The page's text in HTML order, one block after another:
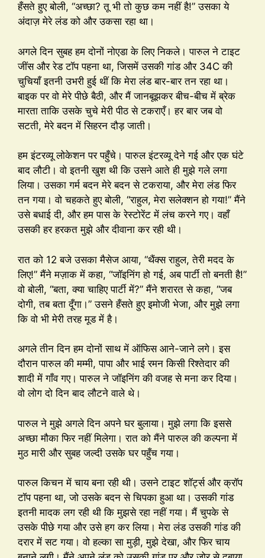
हँसते हुए बोली, “अच्छा? तू भी तो कुछ कम नहीं है!” उसका ये
अंदाज़ मेरे लंड को और उकसा रहा था।
अगले दिन सुबह हम दोनों नोएडा के लिए निकले। पारुल ने टाइट
जींस और रेड टॉप पहना था, जिसमें उसकी गांड और 34C की
चुचियाँ इतनी उभरी हुई थीं कि मेरा लंड बार-बार तन रहा था।
बाइक पर वो मेरे पीछे बैठी, और मैं जानबूझकर बीच-बीच में ब्रेक
मारता ताकि उसके चुचे मेरी पीठ से टकराएँ। हर बार जब वो
सटती, मेरे बदन में सिहरन दौड़ जाती।
हम इंटरव्यू लोकेशन पर पहुँचे। पारुल इंटरव्यू देने गई और एक घंटे
बाद लौटी। वो इतनी खुश थी कि उसने आते ही मुझे गले लगा
लिया। उसका गर्म बदन मेरे बदन से टकराया, और मेरा लंड फिर
तन गया। वो चहकते हुए बोली, “राहुल, मेरा सलेक्शन हो गया!” मैंने
उसे बधाई दी, और हम पास के रेस्टोरेंट में लंच करने गए। वहाँ
उसकी हर हरकत मुझे और दीवाना कर रही थी।
रात को 12 बजे उसका मैसेज आया, “थैंक्स राहुल, तेरी मदद के
लिए!” मैंने मज़ाक में कहा, “जॉइनिंग हो गई, अब पार्टी तो बनती है!”
वो बोली, “बता, क्या चाहिए पार्टी में?” मैंने शरारत से कहा, “जब
दोगी, तब बता दूँगा।” उसने हँसते हुए इमोजी भेजा, और मुझे लगा
कि वो भी मेरी तरह मूड में है।
अगले तीन दिन हम दोनों साथ में ऑफिस आने-जाने लगे। इस
दौरान पारुल की मम्मी, पापा और भाई रमन किसी रिश्तेदार की
शादी में गाँव गए। पारुल ने जॉइनिंग की वजह से मना कर दिया।
वो लोग दो दिन बाद लौटने वाले थे।
पारुल ने मुझे अगले दिन अपने घर बुलाया। मुझे लगा कि इससे
अच्छा मौका फिर नहीं मिलेगा। रात को मैंने पारुल की कल्पना में
मुठ मारी और सुबह जल्दी उसके घर पहुँच गया।
पारुल किचन में चाय बना रही थी। उसने टाइट शॉर्ट्स और क्रॉप
टॉप पहना था, जो उसके बदन से चिपका हुआ था। उसकी गांड
इतनी मादक लग रही थी कि मुझसे रहा नहीं गया। मैं चुपके से
उसके पीछे गया और उसे हग कर लिया। मेरा लंड उसकी गांड की
दरार में सट गया। वो हल्का सा मुड़ी, मुझे देखा, और फिर चाय